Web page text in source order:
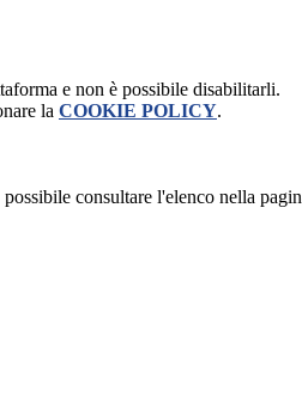
e non è possibile disabilitarli.
la COOKIE POLICY.
consultare l'elenco nella